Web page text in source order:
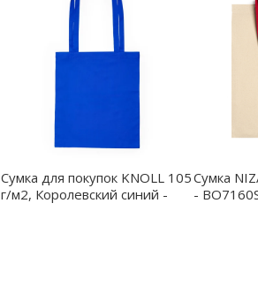
Сумка для покупок KNOLL 105
г/м2, Королевский синий -
Сумка
-